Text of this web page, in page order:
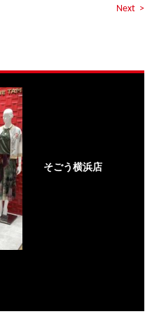
Next >
そごう横浜店